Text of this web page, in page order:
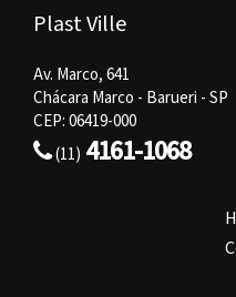
Plast Ville
Av. Marco, 641
Chácara Marco - Barueri - SP
CEP: 06419-000
(11) 4161-1068